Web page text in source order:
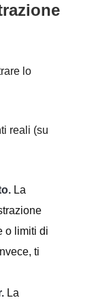
lo
reali (su
La
o limiti di
ti
La